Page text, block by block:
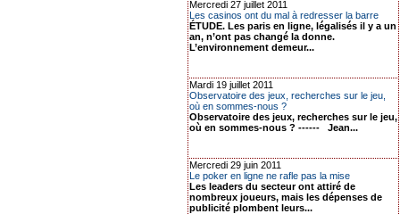
Mercredi 27 juillet 2011
Les casinos ont du mal à redresser la barre
ÉTUDE. Les paris en ligne, légalisés il y a un
an, n’ont pas changé la donne.
L’environnement demeur...
Mardi 19 juillet 2011
Observatoire des jeux, recherches sur le jeu,
où en sommes-nous ?
Observatoire des jeux, recherches sur le jeu,
où en sommes-nous ? ------ Jean...
Mercredi 29 juin 2011
Le poker en ligne ne rafle pas la mise
Les leaders du secteur ont attiré de
nombreux joueurs, mais les dépenses de
publicité plombent leurs...